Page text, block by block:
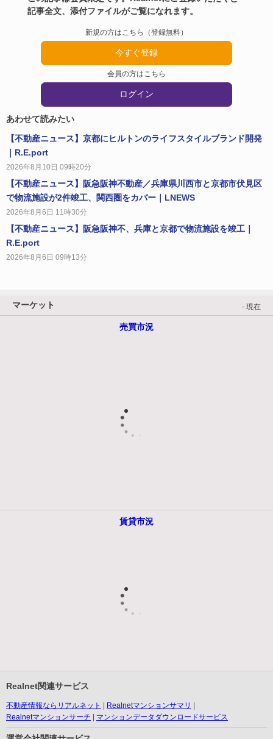
記事全文、添付ファイルがご覧になれます。
新規の方はこちら（登録無料）
今すぐ登録
会員の方はこちら
ログイン
あわせて読みたい
【不動産ニュース】京都にヒルトンのライフスタイルブランド開発
｜R.E.port
2026年8月10日 09時20分
【不動産ニュース】阪急阪神不動産／兵庫県川西市と京都市伏見区
で物流施設が2件竣工、関西圏をカバー｜LNEWS
2026年8月6日 11時30分
【不動産ニュース】阪急阪神不、兵庫と京都で物流施設を竣工｜
R.E.port
2026年8月6日 09時13分
マーケット - 現在
売買市況
賃貸市況
Realnet関連サービス
不動産情報ならリアルネット
Realnetマンションサマリ
Realnetマンションサーチ
マンションデータダウンロードサービス